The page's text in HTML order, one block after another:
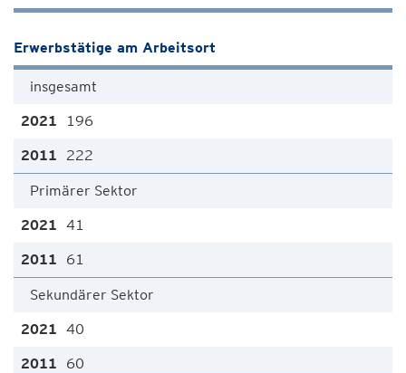
Erwerbstätige am Arbeitsort
insgesamt
196
222
Primärer Sektor
41
61
Sekundärer Sektor
40
60